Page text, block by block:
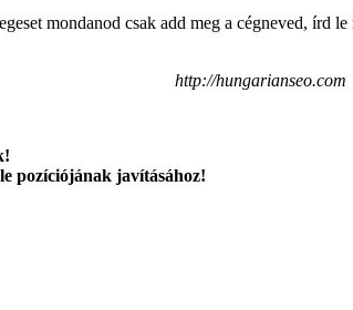
mondanod csak add meg a cégneved, írd
http://hungarianseo.com
pozíciójának javításához!